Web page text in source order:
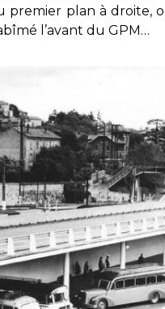
premier plan à droite,
l’avant du GPM…